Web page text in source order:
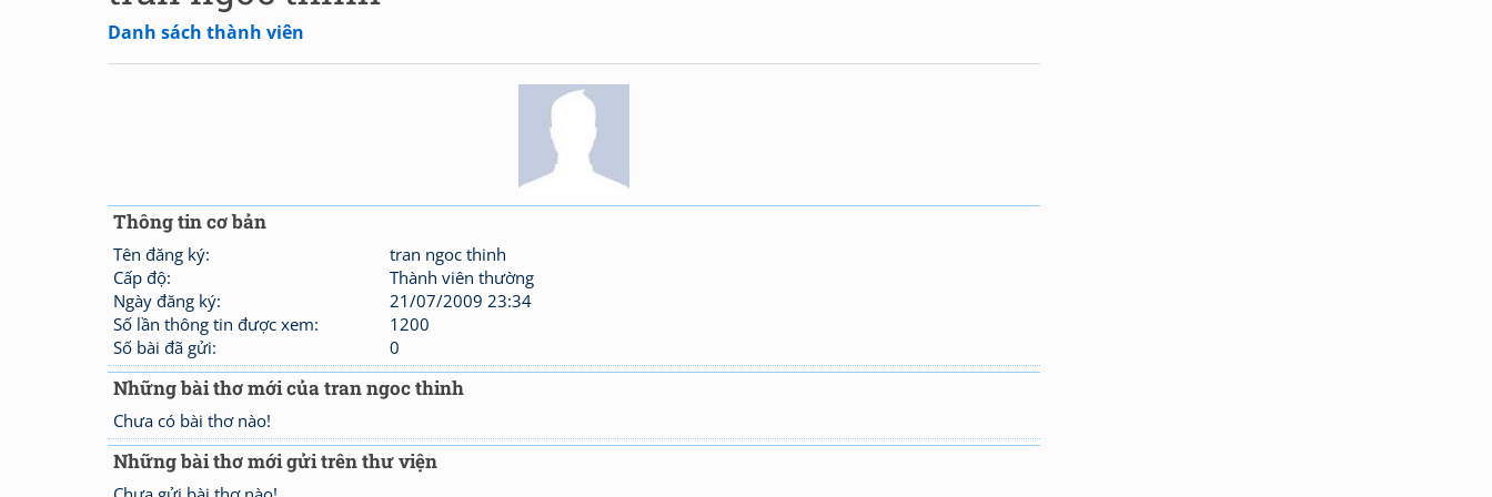
Danh sách thành viên
Thông tin cơ bản
Tên đăng ký:
tran ngoc thinh
Cấp độ:
Thành viên thường
Ngày đăng ký:
21/07/2009 23:34
Số lần thông tin được xem:
1200
Số bài đã gửi:
0
Những bài thơ mới của tran ngoc thinh
Chưa có bài thơ nào!
Những bài thơ mới gửi trên thư viện